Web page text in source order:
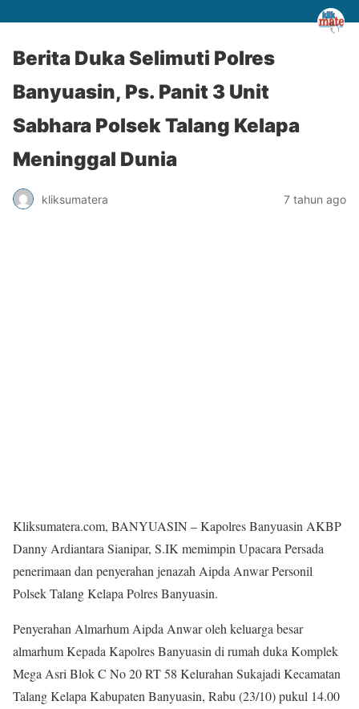
Berita Duka Selimuti Polres
Banyuasin, Ps. Panit 3 Unit
Sabhara Polsek Talang Kelapa
Meninggal Dunia
kliksumatera 7 tahun ago
Kliksumatera.com, BANYUASIN – Kapolres Banyuasin AKBP
Danny Ardiantara Sianipar, S.IK memimpin Upacara Persada
penerimaan dan penyerahan jenazah Aipda Anwar Personil
Polsek Talang Kelapa Polres Banyuasin.
Penyerahan Almarhum Aipda Anwar oleh keluarga besar
almarhum Kepada Kapolres Banyuasin di rumah duka Komplek
Mega Asri Blok C No 20 RT 58 Kelurahan Sukajadi Kecamatan
Talang Kelapa Kabupaten Banyuasin, Rabu (23/10) pukul 14.00